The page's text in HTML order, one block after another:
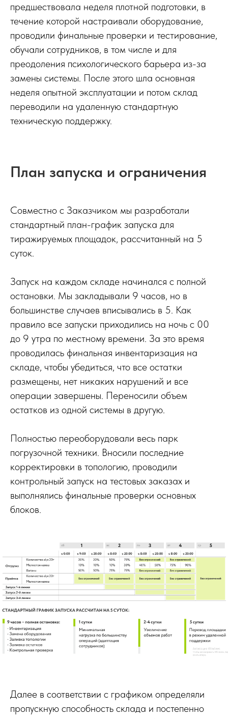
предшествовала неделя плотной подготовки, в
течение которой настраивали оборудование,
проводили финальные проверки и тестирование,
обучали сотрудников, в том числе и для
преодоления психологического барьера из-за
замены системы. После этого шла основная
неделя опытной эксплуатации и потом склад
переводили на удаленную стандартную
техническую поддержку.
План запуска и ограничения
Совместно с Заказчиком мы разработали
стандартный план-график запуска для
тиражируемых площадок, рассчитанный на 5
суток.
Запуск на каждом складе начинался с полной
остановки. Мы закладывали 9 часов, но в
большинстве случаев вписывались в 5. Как
правило все запуски приходились на ночь с 00
до 9 утра по местному времени. За это время
проводилась финальная инвентаризация на
складе, чтобы убедиться, что все остатки
размещены, нет никаких нарушений и все
операции завершены. Переносили объем
остатков из одной системы в другую.
Полностью переоборудовали весь парк
погрузочной техники. Вносили последние
корректировки в топологию, проводили
контрольный запуск на тестовых заказах и
выполнялись финальные проверки основных
блоков.
Далее в соответствии с графиком определяли
пропускную способность склада и постепенно